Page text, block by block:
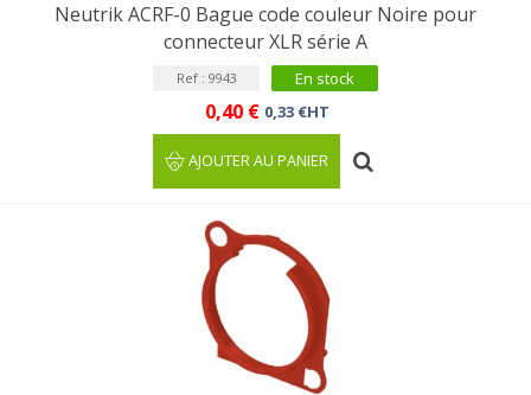
Neutrik ACRF-0 Bague code couleur Noire pour
connecteur XLR série A
Ref : 9943 En stock
0,40 € 0,33 €HT
AJOUTER AU PANIER